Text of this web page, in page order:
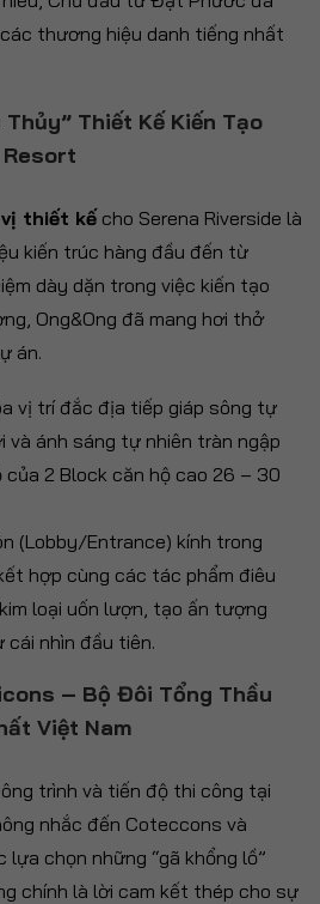
thương hiệu danh tiếng nhất
Thủy” Thiết Kế Kiến Tạo
Resort
thiết kếcho Serena Riverside là
kiến trúc hàng đầu đến từ
dày dặn trong việc kiến tạo
Ong&Ong đã mang hơi thở
án.
vị trí đắc địa tiếp giáp sông tự
và ánh sáng tự nhiên tràn ngập
2 Block căn hộ cao 26 – 30
(Lobby/Entrance) kính trong
hợp cùng các tác phẩm điêu
loại uốn lượn, tạo ấn tượng
nhìn đầu tiên.
– Bộ Đôi Tổng Thầu
Việt Nam
trình và tiến độ thi công tại
nhắc đến Coteccons và
chọn những “gã khổng lồ”
chính là lời cam kết thép cho sự